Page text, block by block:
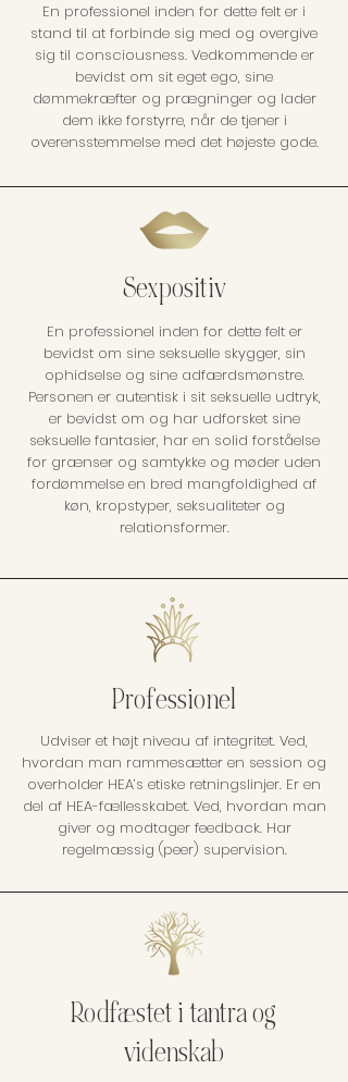
En professionel inden for dette felt er i
stand til at forbinde sig med og overgive
sig til consciousness. Vedkommende er
bevidst om sit eget ego, sine
dømmekræfter og prægninger og lader
dem ikke forstyrre, når de tjener i
overensstemmelse med det højeste gode.
Sexpositiv
En professionel inden for dette felt er
bevidst om sine seksuelle skygger, sin
ophidselse og sine adfærdsmønstre.
Personen er autentisk i sit seksuelle udtryk,
er bevidst om og har udforsket sine
seksuelle fantasier, har en solid forståelse
for grænser og samtykke og møder uden
fordømmelse en bred mangfoldighed af
køn, kropstyper, seksualiteter og
relationsformer.
Professionel
Udviser et højt niveau af integritet. Ved,
hvordan man rammesætter en session og
overholder HEA’s etiske retningslinjer. Er en
del af HEA-fællesskabet. Ved, hvordan man
giver og modtager feedback. Har
regelmæssig (peer) supervision.
Rodfæstet i tantra og
videnskab